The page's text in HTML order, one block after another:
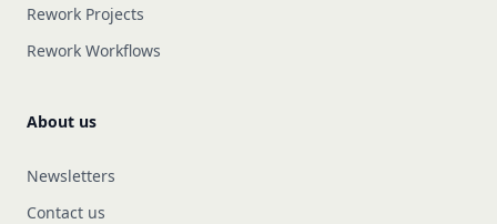
Rework Projects
Rework Workflows
About us
Newsletters
Contact us